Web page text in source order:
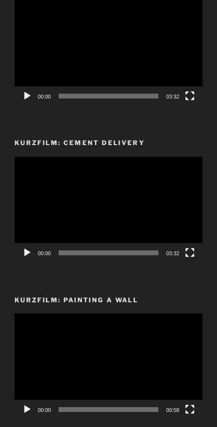
00:00 03:32
KURZFILM: CEMENT DELIVERY
00:00 03:32
KURZFILM: PAINTING A WALL
00:00 00:58